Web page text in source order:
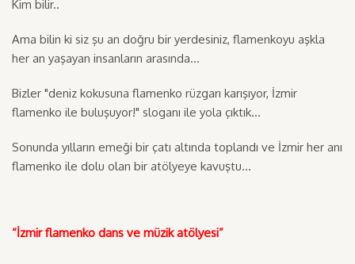
Kim bilir..
Ama bilin ki siz şu an doğru bir yerdesiniz, flamenkoyu aşkla
her an yaşayan insanların arasında...
Bizler "deniz kokusuna flamenko rüzgarı karışıyor, İzmir
flamenko ile buluşuyor!" sloganı ile yola çıktık...
Sonunda yılların emeği bir çatı altında toplandı ve İzmir her anı
flamenko ile dolu olan bir atölyeye kavuştu...
“İzmir flamenko dans ve müzik atölyesi”